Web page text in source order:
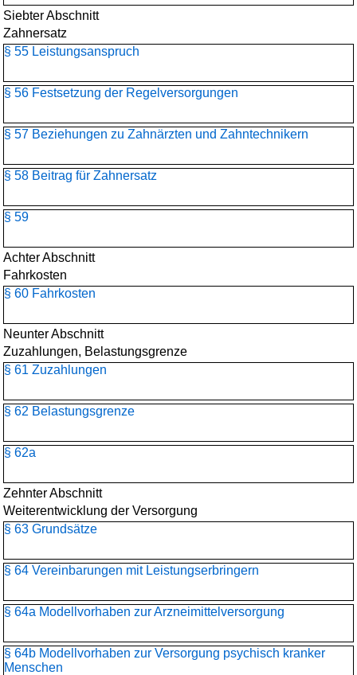
Siebter Abschnitt
Zahnersatz
§ 55 Leistungsanspruch
§ 56 Festsetzung der Regelversorgungen
§ 57 Beziehungen zu Zahnärzten und Zahntechnikern
§ 58 Beitrag für Zahnersatz
§ 59
Achter Abschnitt
Fahrkosten
§ 60 Fahrkosten
Neunter Abschnitt
Zuzahlungen, Belastungsgrenze
§ 61 Zuzahlungen
§ 62 Belastungsgrenze
§ 62a
Zehnter Abschnitt
Weiterentwicklung der Versorgung
§ 63 Grundsätze
§ 64 Vereinbarungen mit Leistungserbringern
§ 64a Modellvorhaben zur Arzneimittelversorgung
§ 64b Modellvorhaben zur Versorgung psychisch kranker
Menschen